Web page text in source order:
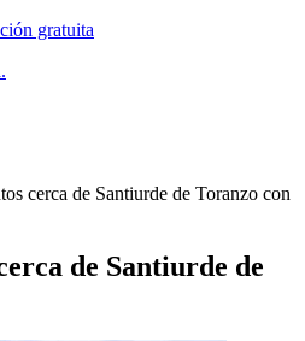
gratuita
cerca de Santiurde de Toranzo con
de Santiurde de